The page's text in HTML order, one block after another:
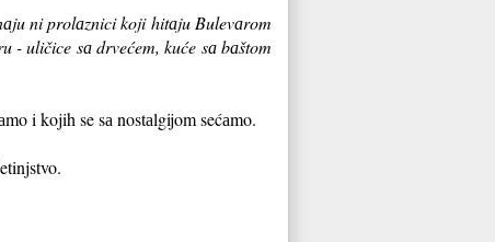
ni prolаznici koji hitаju Bulevаrom
- uličice sа drvećem, kuće sа bаštom
i kojih se sа nostаlgijom sećаmo.